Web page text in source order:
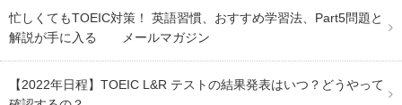
忙しくてもTOEIC対策！ 英語習慣、おすすめ学習法、Part5問題と
解説が手に入る メールマガジン
【2022年日程】TOEIC L&R テストの結果発表はいつ？どうやって